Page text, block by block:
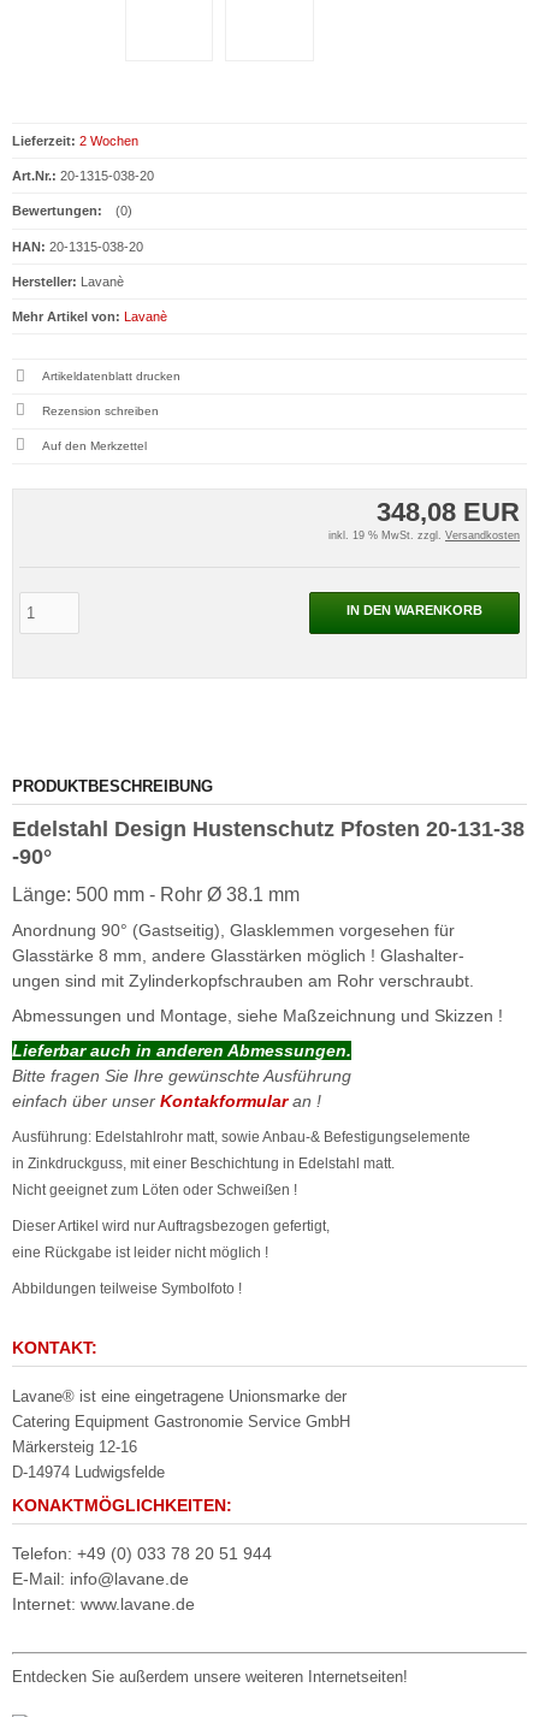
348,08 EUR
inkl. 19 % MwSt. zzgl. Versandkosten
IN DEN WARENKORB
Lieferzeit: 2 Wochen
Art.Nr.: 20-1315-038-20
Bewertungen: (0)
HAN: 20-1315-038-20
Hersteller: Lavanè
Mehr Artikel von: Lavanè
Artikeldatenblatt drucken
Rezension schreiben
PRODUKTBESCHREIBUNG
Edelstahl Design Hustenschutz Pfosten 20-131-38
-90°
Länge: 500 mm - Rohr Ø 38.1 mm
Anordnung 90° (Gastseitig), Glasklemmen vorgesehen für
Glasstärke 8 mm, andere Glasstärken möglich ! Glashalter-
ungen sind mit Zylinderkopfschrauben am Rohr verschraubt.
Abmessungen und Montage, siehe Maßzeichnung und Skizzen !
Lieferbar auch in anderen Abmessungen.
Bitte fragen Sie Ihre gewünschte Ausführung
einfach über unser Kontakformularan !
Ausführung: Edelstahlrohr matt, sowie Anbau-& Befestigungselemente
in Zinkdruckguss, mit einer Beschichtung in Edelstahl matt.
Nicht geeignet zum Löten oder Schweißen !
Dieser Artikel wird nur Auftragsbezogen gefertigt,
eine Rückgabe ist leider nicht möglich !
Abbildungen teilweise Symbolfoto !
KONTAKT:
Lavane® ist eine eingetragene Unionsmarke der
Catering Equipment Gastronomie Service GmbH
Märkersteig 12-16
D-14974 Ludwigsfelde
KONAKTMÖGLICHKEITEN:
Telefon: +49 (0) 033 78 20 51 944
E-Mail: info@lavane.de
Internet: www.lavane.de
Entdecken Sie außerdem unsere weiteren Internetseiten!